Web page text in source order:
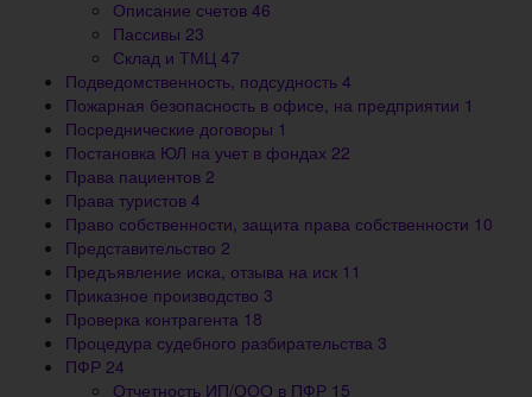
Описание счетов 46
Пассивы 23
Склад и ТМЦ 47
Подведомственность, подсудность 4
Пожарная безопасность в офисе, на предприятии 1
Посреднические договоры 1
Постановка ЮЛ на учет в фондах 22
Права пациентов 2
Права туристов 4
Право собственности, защита права собственности 10
Представительство 2
Предъявление иска, отзыва на иск 11
Приказное производство 3
Проверка контрагента 18
Процедура судебного разбирательства 3
ПФР 24
Отчетность ИП/ООО в ПФР 15